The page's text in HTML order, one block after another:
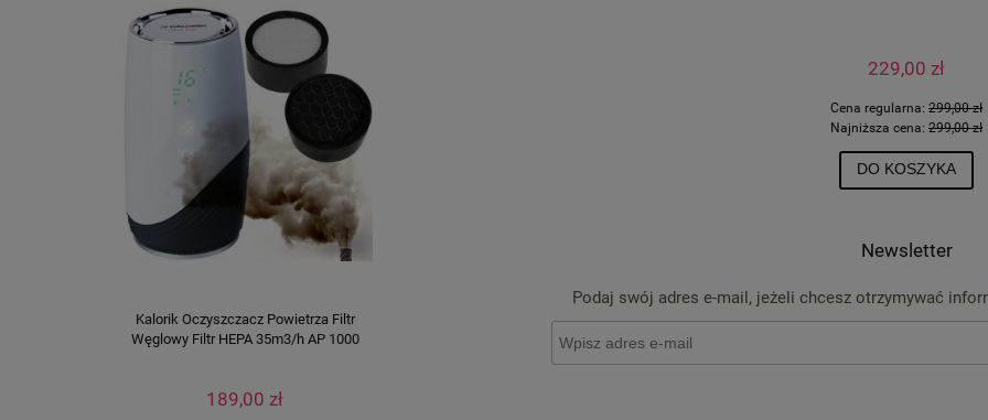
Kalorik Oczyszczacz Powietrza Filtr
Węglowy Filtr HEPA 35m3/h AP 1000
189,00 zł
229,00 zł
Cena regularna: 299,00 zł
Najniższa cena: 299,00 zł
DO KOSZYKA
Newsletter
Podaj swój adres e-mail, jeżeli chcesz otrzymywać